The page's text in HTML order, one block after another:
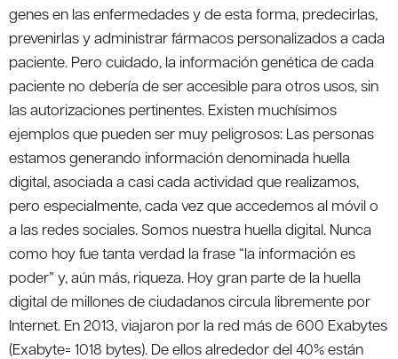
genes en las enfermedades y de esta forma, predecirlas,
prevenirlas y administrar fármacos personalizados a cada
paciente. Pero cuidado, la información genética de cada
paciente no debería de ser accesible para otros usos, sin
las autorizaciones pertinentes. Existen muchísimos
ejemplos que pueden ser muy peligrosos: Las personas
estamos generando información denominada huella
digital, asociada a casi cada actividad que realizamos,
pero especialmente, cada vez que accedemos al móvil o
a las redes sociales. Somos nuestra huella digital. Nunca
como hoy fue tanta verdad la frase “la información es
poder” y, aún más, riqueza. Hoy gran parte de la huella
digital de millones de ciudadanos circula libremente por
Internet. En 2013, viajaron por la red más de 600 Exabytes
(Exabyte= 1018 bytes). De ellos alrededor del 40% están